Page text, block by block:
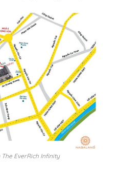
EverRich Infinity